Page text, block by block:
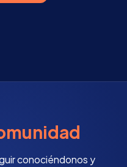
conociéndonos y